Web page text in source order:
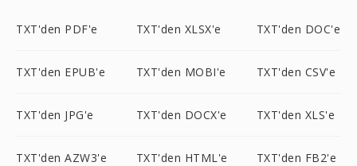
TXT'den PDF'e TXT'den XLSX'e TXT'den DOC'e
TXT'den EPUB'e TXT'den MOBI'e TXT'den CSV'e
TXT'den JPG'e TXT'den DOCX'e TXT'den XLS'e
TXT'den AZW3'e TXT'den HTML'e TXT'den FB2'e